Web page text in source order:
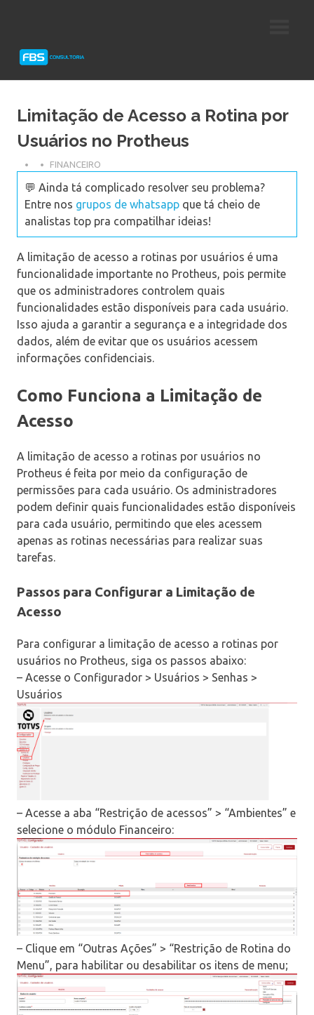
Protheus
Limitação de Acesso a Rotina por
Usuários no Protheus
FINANCEIRO
💬 Ainda tá complicado resolver seu problema?
Entre nos grupos de whatsapp que tá cheio de
analistas top pra compatilhar ideias!
A limitação de acesso a rotinas por usuários é uma
funcionalidade importante no Protheus, pois permite
que os administradores controlem quais
funcionalidades estão disponíveis para cada usuário.
Isso ajuda a garantir a segurança e a integridade dos
dados, além de evitar que os usuários acessem
informações confidenciais.
Como Funciona a Limitação de
Acesso
A limitação de acesso a rotinas por usuários no
Protheus é feita por meio da configuração de
permissões para cada usuário. Os administradores
podem definir quais funcionalidades estão disponíveis
para cada usuário, permitindo que eles acessem
apenas as rotinas necessárias para realizar suas
tarefas.
Passos para Configurar a Limitação de
Acesso
Para configurar a limitação de acesso a rotinas por
usuários no Protheus, siga os passos abaixo:
– Acesse o Configurador > Usuários > Senhas >
Usuários
– Acesse a aba “Restrição de acessos” > “Ambientes” e
selecione o módulo Financeiro:
– Clique em “Outras Ações” > “Restrição de Rotina do
Menu”, para habilitar ou desabilitar os itens de menu;